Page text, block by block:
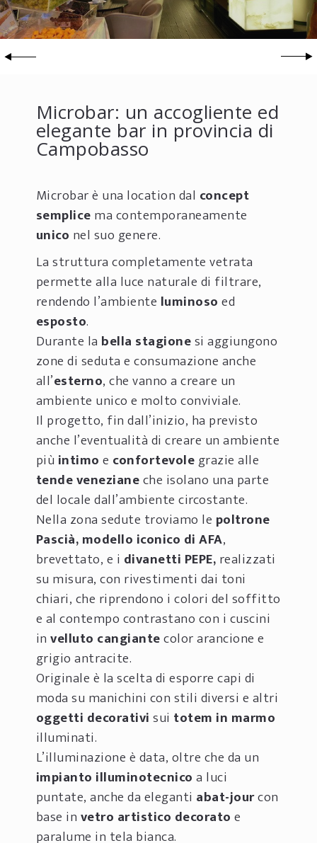
Microbar: un accogliente ed
elegante bar in provincia di
Campobasso
Microbar è una location dal concept
semplicema contemporaneamente
unico nel suo genere.
La struttura completamente vetrata
permette alla luce naturale di filtrare,
rendendo l’ambiente luminosoed
esposto.
Durante la bella stagionesi aggiungono
zone di seduta e consumazione anche
all’esterno, che vanno a creare un
ambiente unico e molto conviviale.
Il progetto, fin dall’inizio, ha previsto
anche l’eventualità di creare un ambiente
più intimoe confortevolegrazie alle
tende venezianeche isolano una parte
del locale dall’ambiente circostante.
Nella zona sedute troviamo le poltrone
Pascià, modello iconico diAFA,
brevettato, e i divanetti PEPE,realizzati
su misura, con rivestimenti dai toni
chiari, che riprendono i colori del soffitto
e al contempo contrastano con i cuscini
invelluto cangiantecolor arancione e
grigio antracite.
Originale è la scelta di esporre capi di
moda su manichini con stili diversi e altri
oggetti decorativisui totem in marmo
illuminati.
L’illuminazione è data, oltre che da un
impianto illuminotecnicoa luci
puntate, anche da eleganti abat-jourcon
base invetro artistico decoratoe
paralume in tela bianca.